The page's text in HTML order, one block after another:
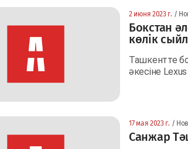
2 июня 2023 г. /
Бокстан
көлік
Ташкентте
әкесіне Lexus
17 мая 2023 г. /
Санжар